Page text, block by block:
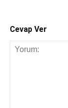
Cevap Ver